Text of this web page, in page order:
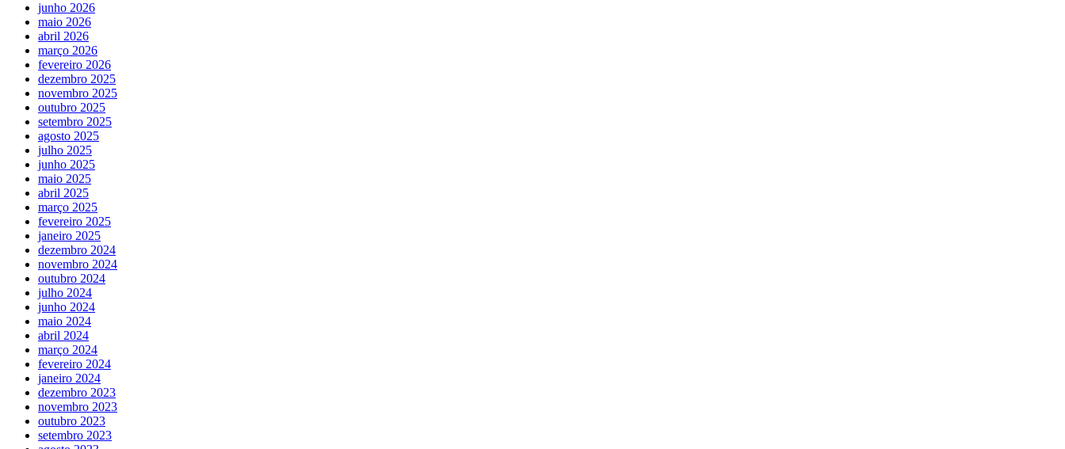
junho 2026
maio 2026
abril 2026
março 2026
fevereiro 2026
dezembro 2025
novembro 2025
outubro 2025
setembro 2025
agosto 2025
julho 2025
junho 2025
maio 2025
abril 2025
março 2025
fevereiro 2025
janeiro 2025
dezembro 2024
novembro 2024
outubro 2024
julho 2024
junho 2024
maio 2024
abril 2024
março 2024
fevereiro 2024
janeiro 2024
dezembro 2023
novembro 2023
outubro 2023
setembro 2023